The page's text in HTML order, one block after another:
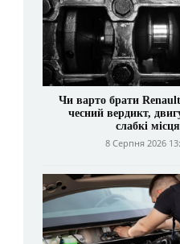
Чи варто брати
чесний вердикт,
слабкі місця
8 Серпня 2026